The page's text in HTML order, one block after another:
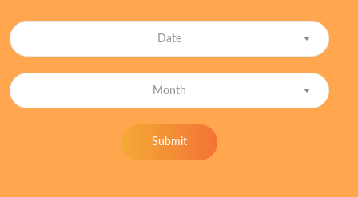
Date
Month
Submit